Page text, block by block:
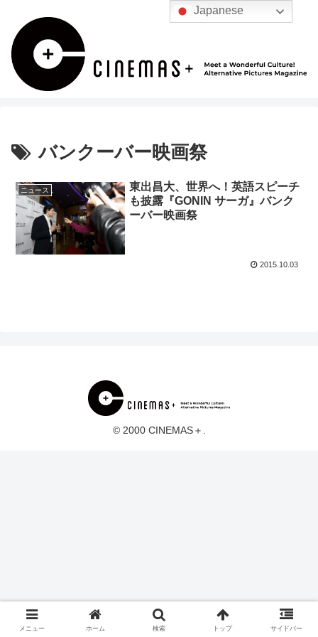
バンクーバー映画祭
ニュース
東出昌大、世界へ！英語スピーチ
も披露『GONIN サーガ』バンク
ーバー映画祭
2015.10.03
© 2000 CINEMAS＋.
メニュー ホーム 検索 トップ サイドバー
Japanese